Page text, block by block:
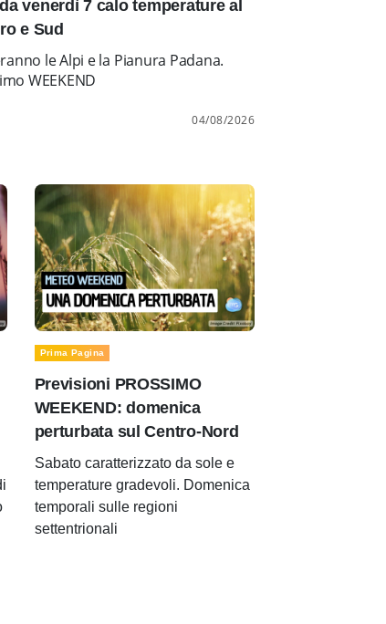
venerdì 7 calo temperature al
e Sud
le Alpi e la Pianura Padana.
WEEKEND
04/08/2026
Prima Pagina
Previsioni PROSSIMO
WEEKEND: domenica
perturbata sul Centro-Nord
Sabato caratterizzato da sole e
temperature gradevoli. Domenica
temporali sulle regioni
settentrionali